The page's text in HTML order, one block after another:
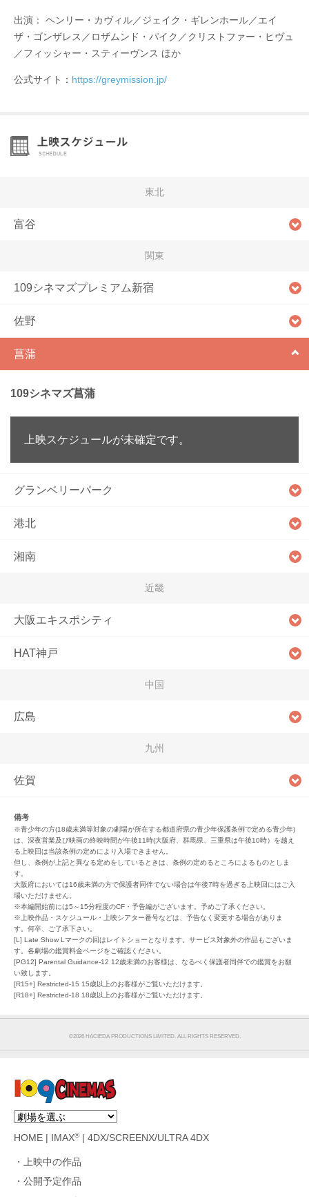
出演： ヘンリー・カヴィル／ジェイク・ギレンホール／エイ
ザ・ゴンザレス／ロザムンド・パイク／クリストファー・ヒヴュ
／フィッシャー・スティーヴンス ほか
公式サイト： https://greymission.jp/
東北
富谷
関東
109シネマズプレミアム新宿
佐野
菖蒲
109シネマズ菖蒲
上映スケジュールが未確定です。
グランベリーパーク
港北
湘南
近畿
大阪エキスポシティ
HAT神戸
中国
広島
九州
佐賀
備考
※青少年の方(18歳未満等対象の劇場が所在する都道府県の青少年保護条例で定める青少年)
は、深夜営業及び映画の終映時間が午後11時(大阪府、群馬県、三重県は午後10時）を越え
る上映回は当該条例の定めにより入場できません。
但し、条例が上記と異なる定めをしているときは、条例の定めるところによるものとしま
す。
大阪府においては16歳未満の方で保護者同伴でない場合は午後7時を過ぎる上映回にはご入
場いただけません。
※本編開始前には5～15分程度のCF・予告編がございます。予めご了承ください。
※上映作品・スケジュール・上映シアター番号などは、予告なく変更する場合がありま
す。何卒、ご了承下さい。
[L] Late Show Lマークの回はレイトショーとなります。サービス対象外の作品もございま
す。各劇場の鑑賞料金ページをご確認ください。
[PG12] Parental Guidance-12 12歳未満のお客様は、なるべく保護者同伴での鑑賞をお願
い致します。
[R15+] Restricted-15 15歳以上のお客様がご覧いただけます。
[R18+] Restricted-18 18歳以上のお客様がご覧いただけます。
©︎2026 HACIEDA PRODUCTIONS LIMITED. ALL RIGHTS RESERVED.
HOME IMAX®| 4DX/SCREENX/ULTRA 4DX
上映中の作品
公開予定作品